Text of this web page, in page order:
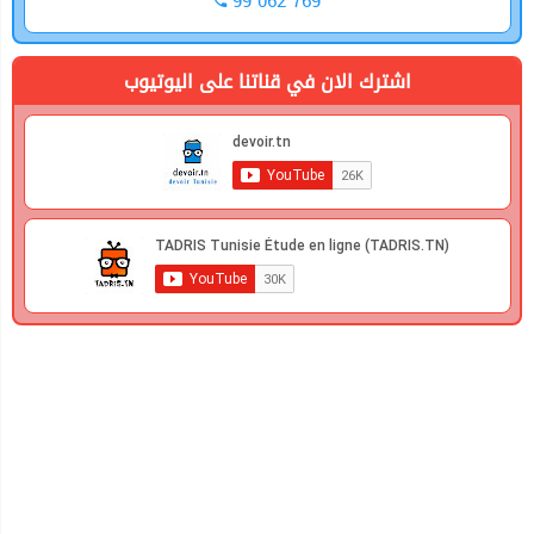
اشترك الان في قناتنا على اليوتيوب